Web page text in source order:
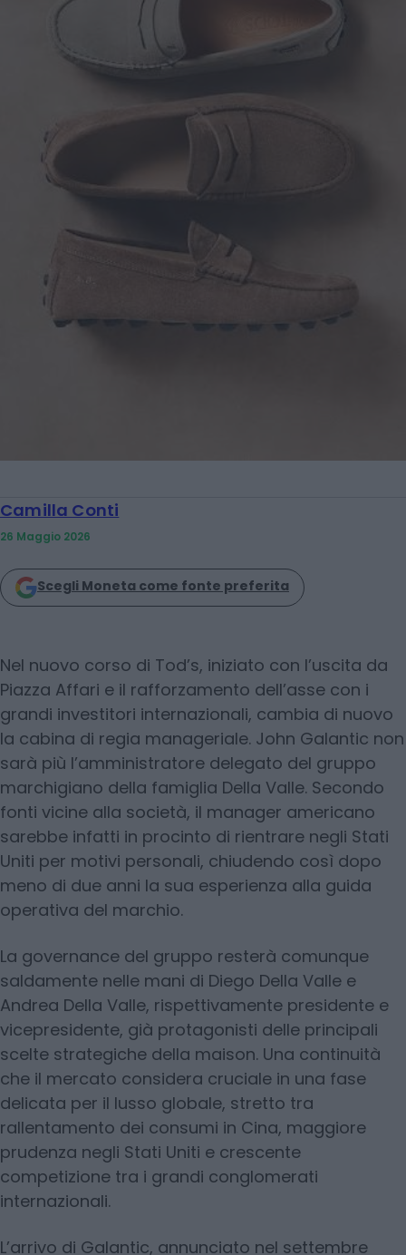
Camilla Conti
26 Maggio 2026
Scegli Moneta come fonte preferita
Nel nuovo corso di Tod’s, iniziato con l’uscita da
Piazza Affari e il rafforzamento dell’asse con i
grandi investitori internazionali, cambia di nuovo
la cabina di regia manageriale. John Galantic non
sarà più l’amministratore delegato del gruppo
marchigiano della famiglia Della Valle. Secondo
fonti vicine alla società, il manager americano
sarebbe infatti in procinto di rientrare negli Stati
Uniti per motivi personali, chiudendo così dopo
meno di due anni la sua esperienza alla guida
operativa del marchio.
La governance del gruppo resterà comunque
saldamente nelle mani di Diego Della Valle e
Andrea Della Valle, rispettivamente presidente e
vicepresidente, già protagonisti delle principali
scelte strategiche della maison. Una continuità
che il mercato considera cruciale in una fase
delicata per il lusso globale, stretto tra
rallentamento dei consumi in Cina, maggiore
prudenza negli Stati Uniti e crescente
competizione tra i grandi conglomerati
internazionali.
L’arrivo di Galantic, annunciato nel settembre